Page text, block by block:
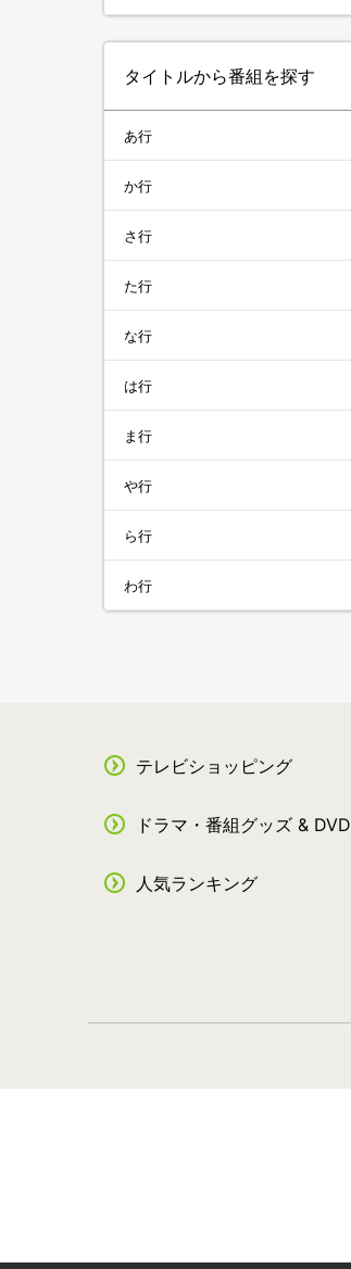
タイトルから番組を探す
あ行
か行
さ行
た行
な行
は行
ま行
や行
ら行
わ行
テレビショッピング
ドラマ・番組グッズ & DVD
人気ランキング